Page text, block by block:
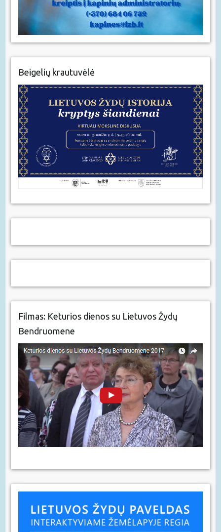
Beigelių krautuvėlė
Filmas: Keturios dienos su Lietuvos Žydų
Bendruomene